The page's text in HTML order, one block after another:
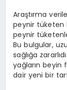
Araştırma
peynir tüketen
peynir
Bu bulgular,
sağlığa
yağların beyin
dair yeni bir